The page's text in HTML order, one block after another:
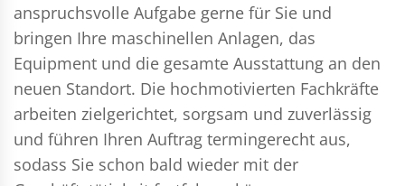
anspruchsvolle Aufgabe gerne für Sie und
bringen Ihre maschinellen Anlagen, das
Equipment und die gesamte Ausstattung an den
neuen Standort. Die hochmotivierten Fachkräfte
arbeiten zielgerichtet, sorgsam und zuverlässig
und führen Ihren Auftrag termingerecht aus,
sodass Sie schon bald wieder mit der